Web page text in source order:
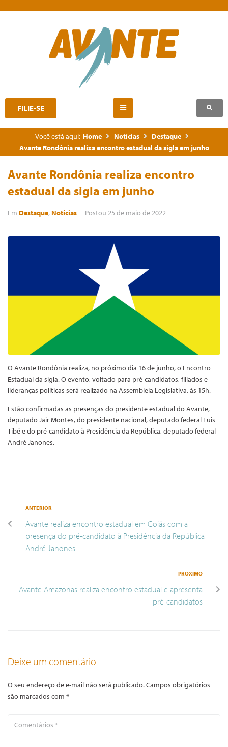
FILIE-SE
Você está aqui: Home Notícias
Destaque
Avante Rondônia realiza encontro estadual da sigla em junho
Avante Rondônia realiza encontro
estadual da sigla em junho
Em Destaque, Notícias Postou 25 de maio de 2022
O Avante Rondônia realiza, no próximo dia 16 de junho, o Encontro
Estadual da sigla. O evento, voltado para pré-candidatos, filiados e
lideranças políticas será realizado na Assembleia Legislativa, às 15h.
Estão confirmadas as presenças do presidente estadual do Avante,
deputado Jair Montes, do presidente nacional, deputado federal Luis
Tibé e do pré-candidato à Presidência da República, deputado federal
André Janones.
ANTERIOR
Avante realiza encontro estadual em Goiás com a
presença do pré-candidato à Presidência da República
André Janones
PRÓXIMO
Avante Amazonas realiza encontro estadual e apresenta
pré-candidatos
Deixe um comentário
O seu endereço de e-mail não será publicado.Campos obrigatórios
são marcados com *